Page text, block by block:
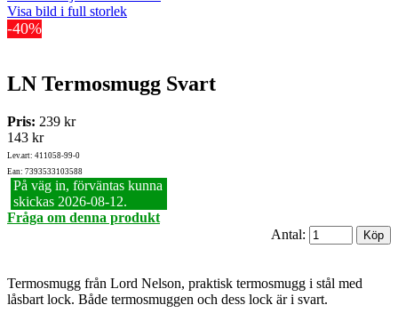
Visa bild i full storlek
-40%
LN Termosmugg Svart
Pris: 239 kr
143 kr
Lev.art: 411058-99-0
Ean: 7393533103588
På väg in, förväntas kunna
skickas 2026‑08‑12.
Fråga om denna produkt
Antal:
Termosmugg från Lord Nelson, praktisk termosmugg i stål med
låsbart lock. Både termosmuggen och dess lock är i svart.